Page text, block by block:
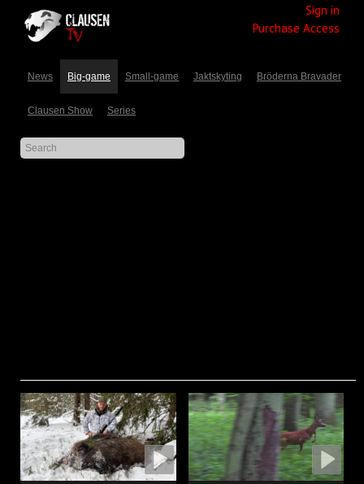
Sign in
Purchase Access
News Big-game Small-game Jaktskyting Bröderna Bravader
Clausen Show Series